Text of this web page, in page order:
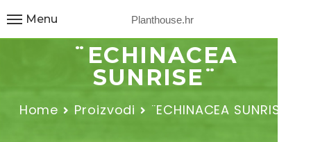
Planthouse.hr
Menu
¨ECHINACEA
SUNRISE¨
Home Proizvodi ¨ECHINACEA SUNRISE¨